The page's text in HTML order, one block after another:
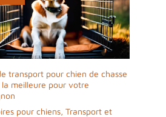
transport pour chien de chasse
la meilleure pour votre
pour chiens, Transport et